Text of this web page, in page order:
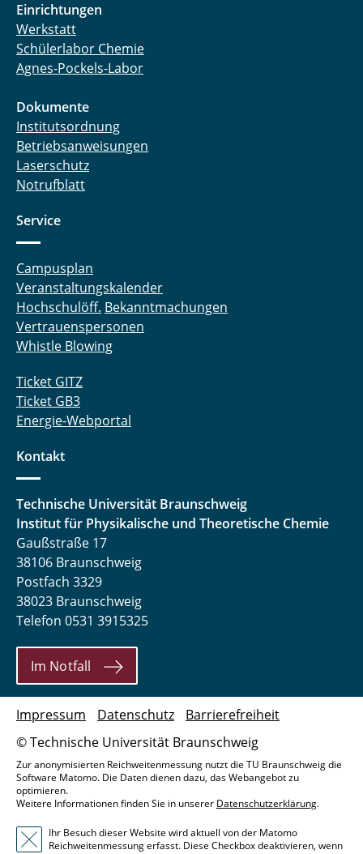
Einrichtungen
Werkstatt
Schülerlabor Chemie
Agnes-Pockels-Labor
Dokumente
Institutsordnung
Betriebsanweisungen
Laserschutz
Notrufblatt
Service
Campusplan
Veranstaltungskalender
Hochschulöff. Bekanntmachungen
Vertrauenspersonen
Whistle Blowing
Ticket GITZ
Ticket GB3
Energie-Webportal
Kontakt
Technische Universität Braunschweig
Institut für Physikalische und Theoretische Chemie
Gaußstraße 17
38106 Braunschweig
Postfach 3329
38023 Braunschweig
Telefon 0531 3915325
Im Notfall
© Technische Universität Braunschweig
Impressum Datenschutz Barrierefreiheit
Zur anonymisierten Reichweitenmessung nutzt die TU Braunschweig die
Software Matomo. Die Daten dienen dazu, das Webangebot zu
optimieren.
Weitere Informationen finden Sie in unserer Datenschutzerklärung.
Ihr Besuch dieser Website wird aktuell von der Matomo
Reichweitenmessung erfasst. Diese Checkbox deaktivieren, wenn